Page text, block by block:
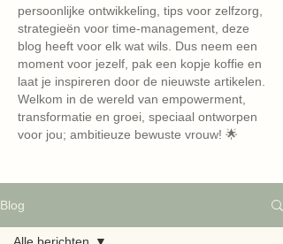
persoonlijke ontwikkeling, tips voor zelfzorg,
strategieën voor time-management, deze
blog heeft voor elk wat wils. Dus neem een ​​
moment voor jezelf, pak een kopje koffie en
laat je inspireren door de nieuwste artikelen.
Welkom in de wereld van empowerment,
transformatie en groei, speciaal ontworpen
voor jou; ambitieuze bewuste vrouw! 🌟
Blog